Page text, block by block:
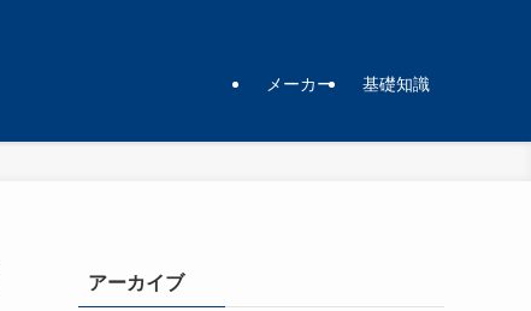
メーカー 基礎知識
アーカイブ